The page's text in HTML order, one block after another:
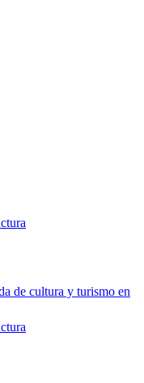
de cultura y turismo en